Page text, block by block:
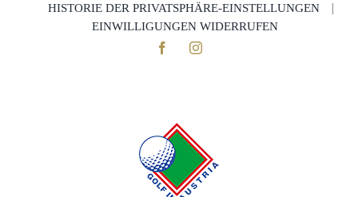
HISTORIE DER PRIVATSPHÄRE-EINSTELLUNGEN
EINWILLIGUNGEN WIDERRUFEN